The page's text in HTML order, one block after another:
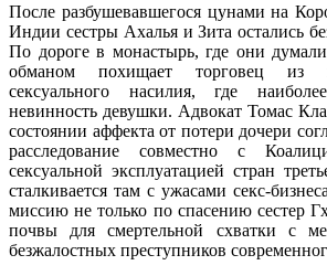
После разбушевавшегося цунами на
Индии сестры Ахалья и Зита остались
По дороге в монастырь, где они
обманом похищает торговец из
сексуального насилия, где
невинность девушки. Адвокат Томас
состоянии аффекта от потери дочери
расследование совместно с
сексуальной эксплуатацией стран
сталкивается там с ужасами секс-
миссию не только по спасению сестер
почвы для смертельной схватки с
безжалостных преступников